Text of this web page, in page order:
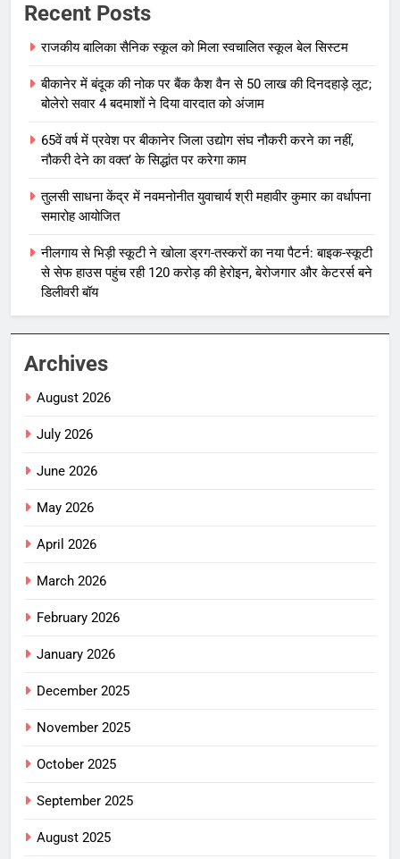
Recent Posts
राजकीय बालिका सैनिक स्कूल को मिला स्वचालित स्कूल बेल सिस्टम
बीकानेर में बंदूक की नोक पर बैंक कैश वैन से 50 लाख की दिनदहाड़े लूट;
बोलेरो सवार 4 बदमाशों ने दिया वारदात को अंजाम
65वें वर्ष में प्रवेश पर बीकानेर जिला उद्योग संघ नौकरी करने का नहीं,
नौकरी देने का वक्त’ के सिद्धांत पर करेगा काम
तुलसी साधना केंद्र में नवमनोनीत युवाचार्य श्री महावीर कुमार का वर्धापना
समारोह आयोजित
नीलगाय से भिड़ी स्कूटी ने खोला ड्रग-तस्करों का नया पैटर्न: बाइक-स्कूटी
से सेफ हाउस पहुंच रही 120 करोड़ की हेरोइन, बेरोजगार और केटरर्स बने
डिलीवरी बॉय
Archives
August 2026
July 2026
June 2026
May 2026
April 2026
March 2026
February 2026
January 2026
December 2025
November 2025
October 2025
September 2025
August 2025